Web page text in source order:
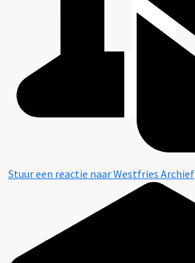
Stuur een reactie naar Westfries Archief